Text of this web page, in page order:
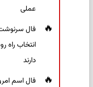
عملی
انتخاب
دارند